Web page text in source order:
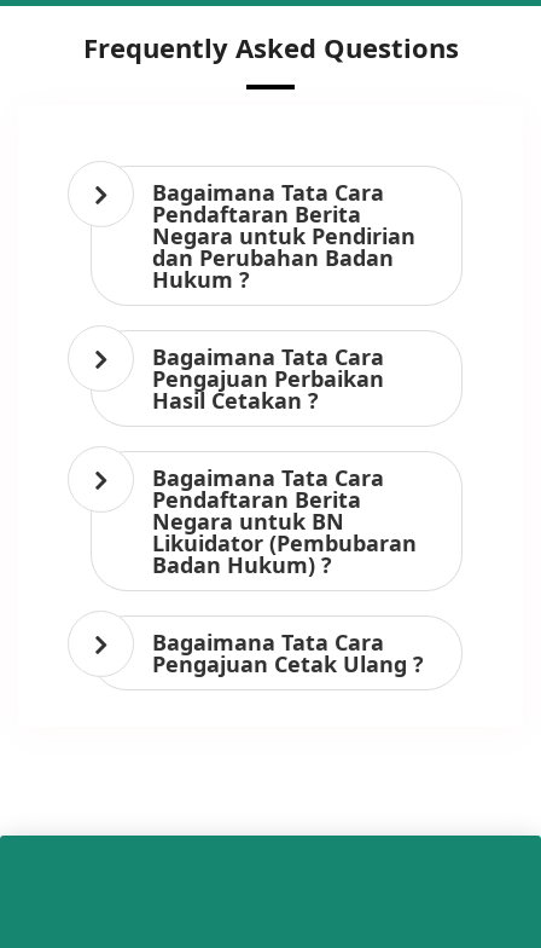
Frequently Asked Questions
Bagaimana Tata Cara
Pendaftaran Berita
Negara untuk Pendirian
dan Perubahan Badan
Hukum ?
Bagaimana Tata Cara
Pengajuan Perbaikan
Hasil Cetakan ?
Bagaimana Tata Cara
Pendaftaran Berita
Negara untuk BN
Likuidator (Pembubaran
Badan Hukum) ?
Bagaimana Tata Cara
Pengajuan Cetak Ulang ?